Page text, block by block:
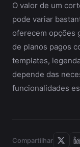
O valor de um
pode variar
oferecem opções
de planos pagos
templates,
depende das
funcionalidades
Compartilhar